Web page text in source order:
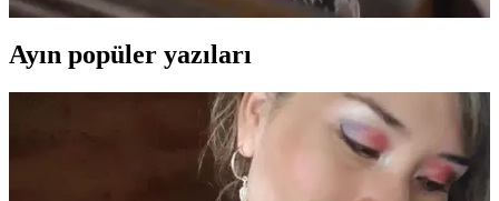
Ayın popüler yazıları